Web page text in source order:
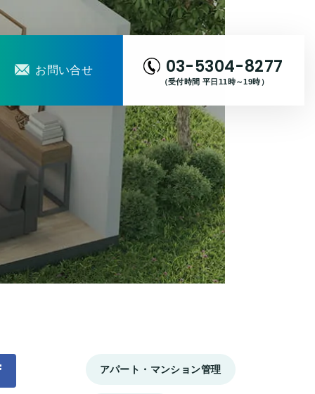
アパート・マンション管理
お問い合せ 03-5304-8277
（受付時間 平日11時～19時）